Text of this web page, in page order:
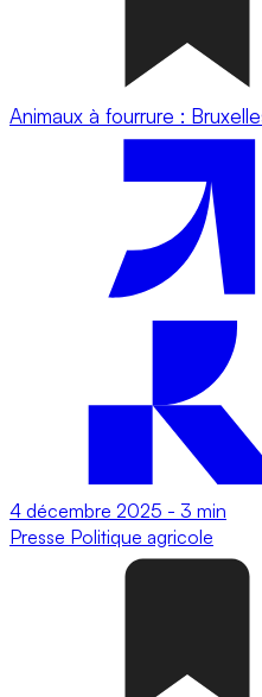
Animaux à fourrure :
4 décembre 2025 - 3 min
Presse Politique agricole